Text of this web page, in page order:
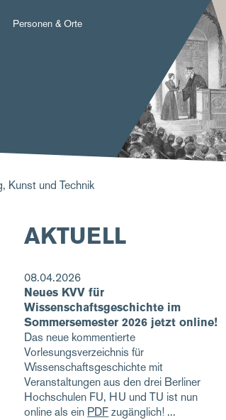
Personen & Orte
Kunst und Technik
AKTUELL
08.04.2026
Neues KVV für
Wissenschaftsgeschichte im
Sommersemester 2026 jetzt online!
Das neue kommentierte
Vorlesungsverzeichnis für
Wissenschaftsgeschichte mit
Veranstaltungen aus den drei Berliner
Hochschulen FU, HU und TU ist nun
online als ein PDFzugänglich!